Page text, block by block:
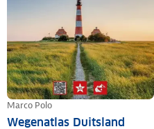
Marco Polo
Wegenatlas Duitsland